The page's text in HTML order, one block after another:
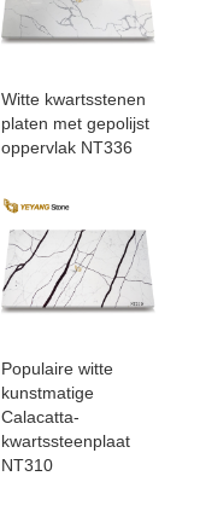
Witte kwartsstenen
platen met gepolijst
oppervlak NT336
Populaire witte
kunstmatige
Calacatta-
kwartssteenplaat
NT310